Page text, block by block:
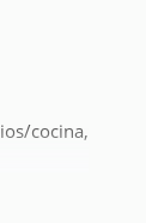
cocina,